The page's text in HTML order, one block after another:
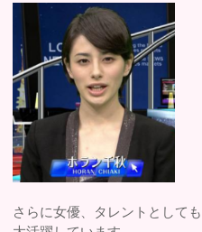
さらに女優、タレントとして